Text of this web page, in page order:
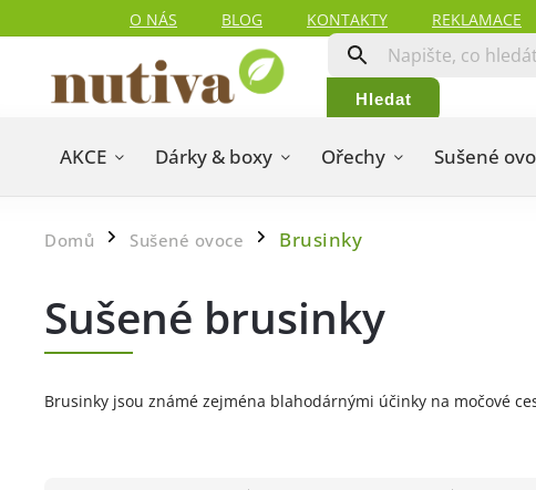
O NÁS BLOG KONTAKTY REKLAMACE
Hledat
AKCE Dárky & boxy Ořechy Sušené
Domů / Sušené ovoce / Brusinky
Sušené brusinky
Brusinky jsou známé zejména blahodárnými účinky na močové